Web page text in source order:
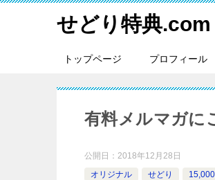
せどり特典.com
トップページ プロフィール
有料メルマガに
公開日： 2018年12月28日
オリジナル
せどり